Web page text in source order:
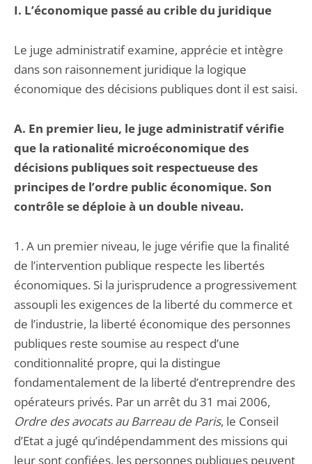
I. L’économique passé au crible du juridique
Le juge administratif examine, apprécie et intègre
dans son raisonnement juridique la logique
économique des décisions publiques dont il est saisi.
A. En premier lieu, le juge administratif vérifie
que la rationalité microéconomique des
décisions publiques soit respectueuse des
principes de l’ordre public économique. Son
contrôle se déploie à un double niveau.
1. A un premier niveau, le juge vérifie que la finalité
de l’intervention publique respecte les libertés
économiques. Si la jurisprudence a progressivement
assoupli les exigences de la liberté du commerce et
de l’industrie, la liberté économique des personnes
publiques reste soumise au respect d’une
conditionnalité propre, qui la distingue
fondamentalement de la liberté d’entreprendre des
opérateurs privés. Par un arrêt du 31 mai 2006,
Ordre des avocats au Barreau de Paris, le Conseil
d’Etat a jugé qu’indépendamment des missions qui
leur sont confiées, les personnes publiques peuvent